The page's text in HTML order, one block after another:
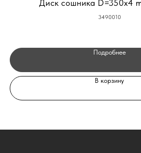
Диск сошника D=350x4
3490010
Подробнее
В корзину